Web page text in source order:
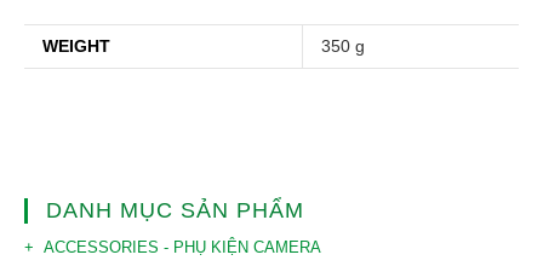
WEIGHT 350 g
DANH MỤC SẢN PHẨM
ACCESSORIES - PHỤ KIỆN CAMERA